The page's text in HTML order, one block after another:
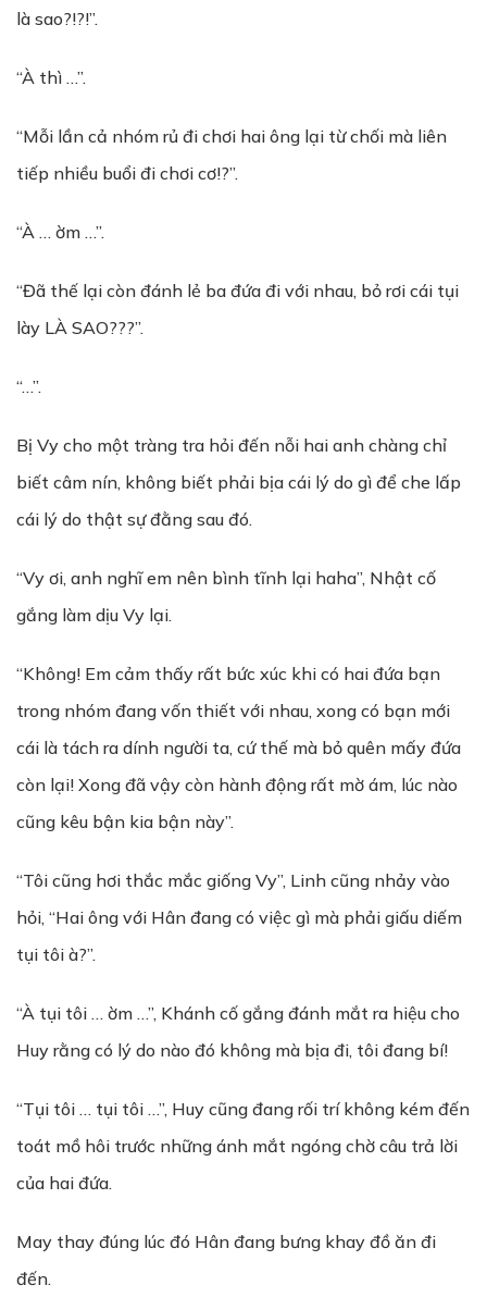
là sao?!?!”.
“À thì …”.
“Mỗi lần cả nhóm rủ đi chơi hai ông lại từ chối mà liên
tiếp nhiều buổi đi chơi cơ!?”.
“À … ờm …”.
“Đã thế lại còn đánh lẻ ba đứa đi với nhau, bỏ rơi cái tụi
lày LÀ SAO???”.
“…”.
Bị Vy cho một tràng tra hỏi đến nỗi hai anh chàng chỉ
biết câm nín, không biết phải bịa cái lý do gì để che lấp
cái lý do thật sự đằng sau đó.
“Vy ơi, anh nghĩ em nên bình tĩnh lại haha”, Nhật cố
gắng làm dịu Vy lại.
“Không! Em cảm thấy rất bức xúc khi có hai đứa bạn
trong nhóm đang vốn thiết với nhau, xong có bạn mới
cái là tách ra dính người ta, cứ thế mà bỏ quên mấy đứa
còn lại! Xong đã vậy còn hành động rất mờ ám, lúc nào
cũng kêu bận kia bận này”.
“Tôi cũng hơi thắc mắc giống Vy”, Linh cũng nhảy vào
hỏi, “Hai ông với Hân đang có việc gì mà phải giấu diếm
tụi tôi à?”.
“À tụi tôi … ờm …”, Khánh cố gắng đánh mắt ra hiệu cho
Huy rằng có lý do nào đó không mà bịa đi, tôi đang bí!
“Tụi tôi … tụi tôi …”, Huy cũng đang rối trí không kém đến
toát mồ hôi trước những ánh mắt ngóng chờ câu trả lời
của hai đứa.
May thay đúng lúc đó Hân đang bưng khay đồ ăn đi
đến.